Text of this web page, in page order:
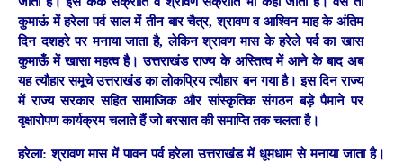
कुमाऊं में हरेला पर्व साल में तीन बार चैत्र, श्रावण व आश्विन माह के अंतिम
दिन दशहरे पर मनाया जाता है, लेकिन श्रावण मास के हरेले पर्व का खास
कुमाऊँ में खासा महत्व है। उत्तराखंड राज्य के अस्तित्व में आने के बाद अब
यह त्यौहार समूचे उत्तराखंड का लोकप्रिय त्यौहार बन गया है। इस दिन राज्य
में राज्य सरकार सहित सामाजिक और सांस्कृतिक संगठन बड़े पैमाने पर
वृक्षारोपण कार्यक्रम चलाते हैं जो बरसात की समाप्ति तक चलता है।
हरेला: श्रावण मास में पावन पर्व हरेला उत्तराखंड में धूमधाम से मनाया जाता है।